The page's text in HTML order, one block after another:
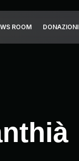
ROOM DONAZIONI